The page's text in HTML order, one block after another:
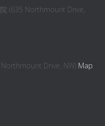
(635 Northmount Drive,
Drive, NW) Map